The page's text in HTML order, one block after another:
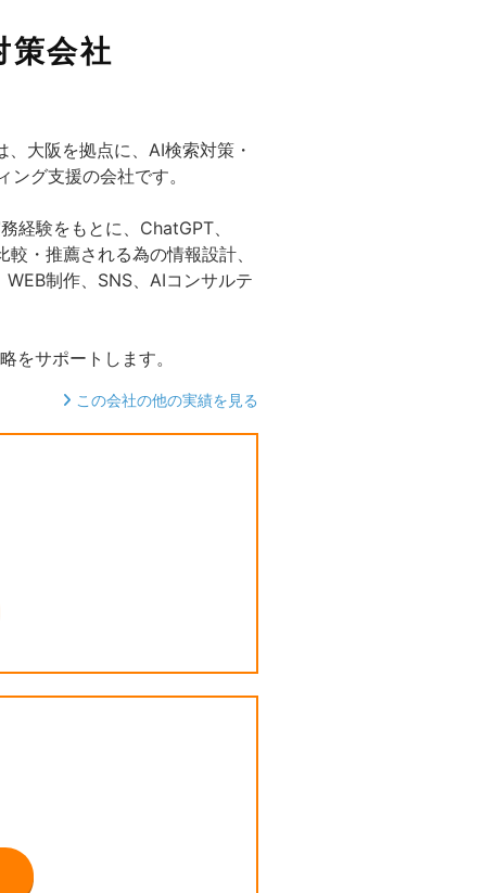
会社
大阪を拠点に、AI検索対策・
グ支援の会社です。
経験をもとに、ChatGPT、
・推薦される為の情報設計、
制作、SNS、AIコンサルテ
をサポートします。
この会社の他の実績を見る